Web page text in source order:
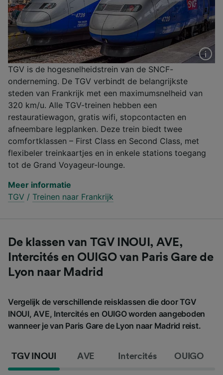
TGV is de hogesnelheidstrein van de SNCF-
onderneming. De TGV verbindt de belangrijkste
steden van Frankrijk met een maximumsnelheid van
320 km/u. Alle TGV-treinen hebben een
restauratiewagon, gratis wifi, stopcontacten en
afneembare legplanken. Deze trein biedt twee
comfortklassen – First Class en Second Class, met
flexibeler treinkaartjes en in enkele stations toegang
tot de Grand Voyageur-lounge.
Meer informatie
TGV / Treinen naar Frankrijk
De klassen van TGV INOUI, AVE,
Intercités en OUIGO van Paris Gare de
Lyon naar Madrid
Vergelijk de verschillende reisklassen die door TGV
INOUI, AVE, Intercités en OUIGO worden aangeboden
wanneer je van Paris Gare de Lyon naar Madrid reist.
TGV INOUI AVE Intercités OUIGO